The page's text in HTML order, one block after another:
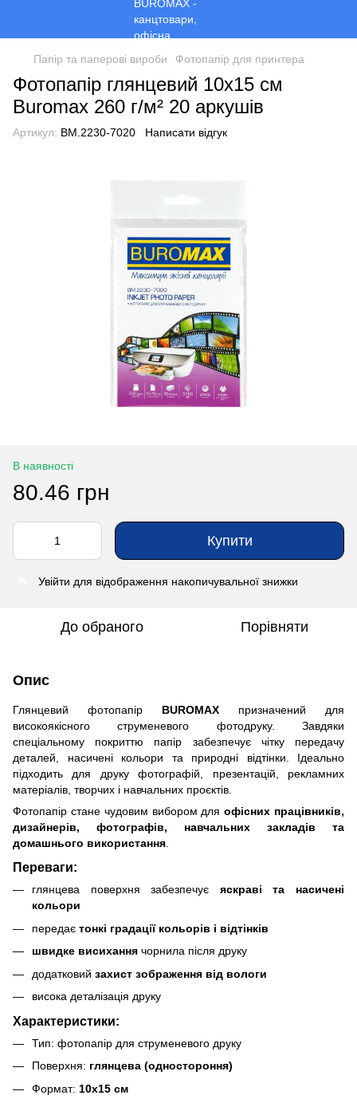
Папір та паперові вироби Фотопапір для принтера
Фотопапір глянцевий 10x15 см
Buromax 260 г/м² 20 аркушів
Артикул: BM.2230-7020 Написати відгук
В наявності
80.46 грн
Купити
Увійти для відображення накопичувальної знижки
До обраного Порівняти
Опис
Глянцевий фотопапір BUROMAX призначений для
високоякісного струменевого фотодруку. Завдяки
спеціальному покриттю папір забезпечує чітку передачу
деталей, насичені кольори та природні відтінки. Ідеально
підходить для друку фотографій, презентацій, рекламних
матеріалів, творчих і навчальних проєктів.
Фотопапір стане чудовим вибором дляофісних працівників,
дизайнерів, фотографів, навчальних закладів та
домашнього використання
Переваги:
глянцева поверхня забезпечує яскраві та насичені
кольори
передає тонкі градації кольорів і відтінків
швидке висихання чорнила після друку
додатковий захист зображення від вологи
висока деталізація друку
Характеристики:
Тип: фотопапір для струменевого друку
Поверхня: глянцева (одностороння)
Формат: 10х15 см